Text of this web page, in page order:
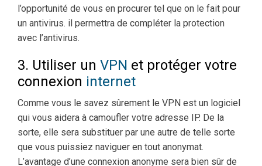
l’opportunité de vous en procurer tel que on le fait pour
un antivirus. il permettra de compléter la protection
avec l’antivirus.
3. Utiliser un VPN et protéger votre
connexion internet
Comme vous le savez sûrement le VPN est un logiciel
qui vous aidera à camoufler votre adresse IP. De la
sorte, elle sera substituer par une autre de telle sorte
que vous puissiez naviguer en tout anonymat.
L’avantage d’une connexion anonyme sera bien sûr de